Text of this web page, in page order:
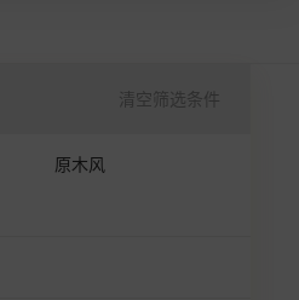
清空筛选条件
原木风